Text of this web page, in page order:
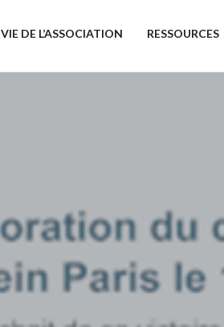
VIE DE L’ASSOCIATION RESSOURCES